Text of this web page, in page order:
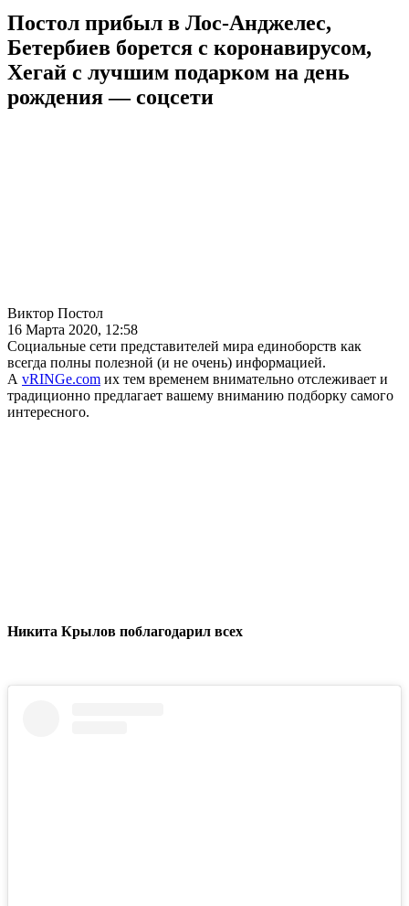
Постол прибыл в Лос-Анджелес,
Бетербиев борется с коронавирусом,
Хегай с лучшим подарком на день
рождения — соцсети
Виктор Постол
16 Марта 2020, 12:58
Социальные сети представителей мира единоборств как
всегда полны полезной (и не очень) информацией.
А vRINGe.com их тем временем внимательно отслеживает и
традиционно предлагает вашему вниманию подборку самого
интересного.
Никита Крылов поблагодарил всех